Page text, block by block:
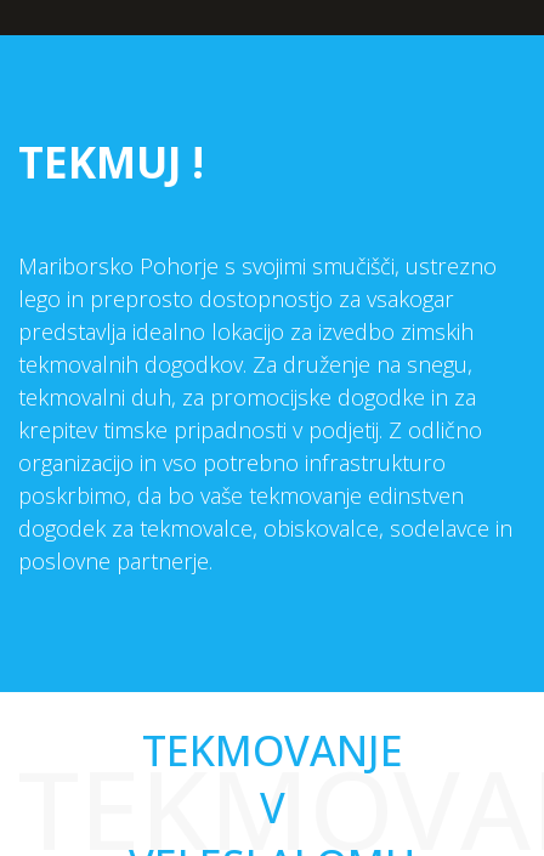
TEKMUJ !
Mariborsko Pohorje s svojimi smučišči, ustrezno
lego in preprosto dostopnostjo za vsakogar
predstavlja idealno lokacijo za izvedbo zimskih
tekmovalnih dogodkov. Za druženje na snegu,
tekmovalni duh, za promocijske dogodke in za
krepitev timske pripadnosti v podjetij. Z odlično
organizacijo in vso potrebno infrastrukturo
poskrbimo, da bo vaše tekmovanje edinstven
dogodek za tekmovalce, obiskovalce, sodelavce in
poslovne partnerje.
TEKMOVANJE
V